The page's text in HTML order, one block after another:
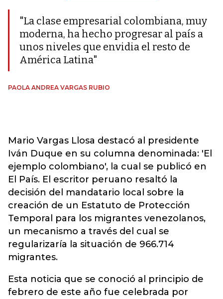
"La clase empresarial colombiana, muy
moderna, ha hecho progresar al país a
unos niveles que envidia el resto de
América Latina"
PAOLA ANDREA VARGAS RUBIO
Mario Vargas Llosa destacó al presidente
Iván Duque en su columna denominada: 'El
ejemplo colombiano', la cual se publicó en
El País. El escritor peruano resaltó la
decisión del mandatario local sobre la
creación de un Estatuto de Protección
Temporal para los migrantes venezolanos,
un mecanismo a través del cual se
regularizaría la situación de 966.714
migrantes.
Esta noticia que se conoció al principio de
febrero de este año fue celebrada por